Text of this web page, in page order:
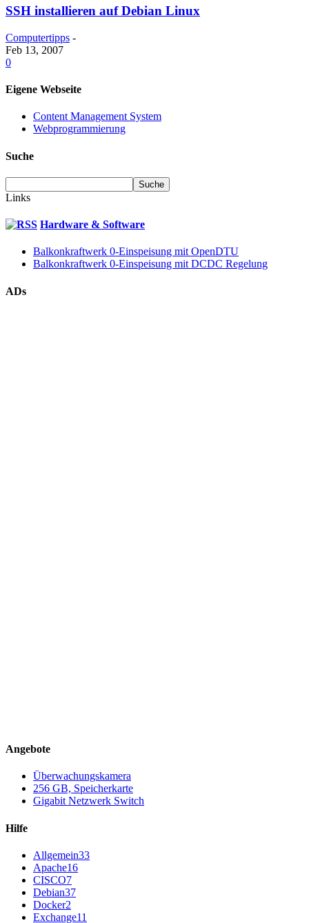
SSH installieren auf Debian Linux
Computertipps -
Feb 13, 2007
0
Eigene Webseite
Content Management System
Webprogrammierung
Suche
Links
Hardware & Software
Balkonkraftwerk 0-Einspeisung mit OpenDTU
Balkonkraftwerk 0-Einspeisung mit DCDC Regelung
ADs
Angebote
Überwachungskamera
256 GB, Speicherkarte
Gigabit Netzwerk Switch
Hilfe
Allgemein33
Apache16
CISCO7
Debian37
Docker2
Exchange11